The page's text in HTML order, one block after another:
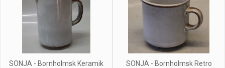
SONJA - Bornholmsk Keramik
SONJA - Bornholmsk Retro